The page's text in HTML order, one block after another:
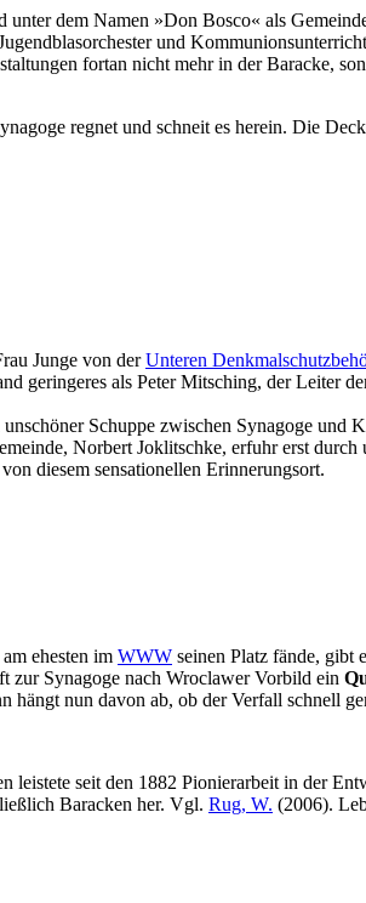
dem Namen »Don Bosco« als
und
fortan nicht mehr in der Baracke,
regnet und schneit es herein. Die
Junge von derUnteren
geringeres als Peter Mitsching, der Leiter
Schuppe zwischen Synagoge und
Norbert Joklitschke, erfuhr erst durch
diesem sensationellen Erinnerungsort.
ehesten im WWW seinen Platz fände, gibt
zur Synagoge nach Wroclawer Vorbild ein
hängt nun davon ab, ob der Verfall schnell
seit den 1882 Pionierarbeit in der
Baracken her. Vgl. Rug, W. (2006).